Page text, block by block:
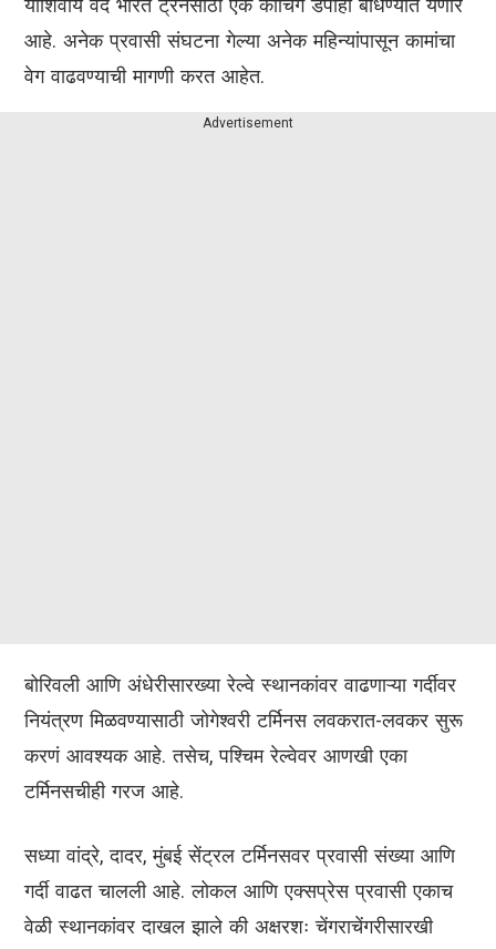
याशिवाय वंदे भारत ट्रेनसाठी एक कोचिंग डेपोही बांधण्यात येणार
आहे. अनेक प्रवासी संघटना गेल्या अनेक महिन्यांपासून कामांचा
वेग वाढवण्याची मागणी करत आहेत.
Advertisement
बोरिवली आणि अंधेरीसारख्या रेल्वे स्थानकांवर वाढणाऱ्या गर्दीवर
नियंत्रण मिळवण्यासाठी जोगेश्वरी टर्मिनस लवकरात-लवकर सुरू
करणं आवश्यक आहे. तसेच, पश्चिम रेल्वेवर आणखी एका
टर्मिनसचीही गरज आहे.
सध्या वांद्रे, दादर, मुंबई सेंट्रल टर्मिनसवर प्रवासी संख्या आणि
गर्दी वाढत चालली आहे. लोकल आणि एक्सप्रेस प्रवासी एकाच
वेळी स्थानकांवर दाखल झाले की अक्षरशः चेंगराचेंगरीसारखी